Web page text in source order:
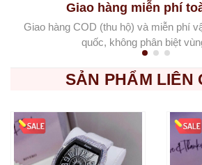
Giao hàng miễn phí
Giao hàng COD (thu hộ) và miễn phí
quốc, không phân biệt
SẢN PHẨM LIÊN